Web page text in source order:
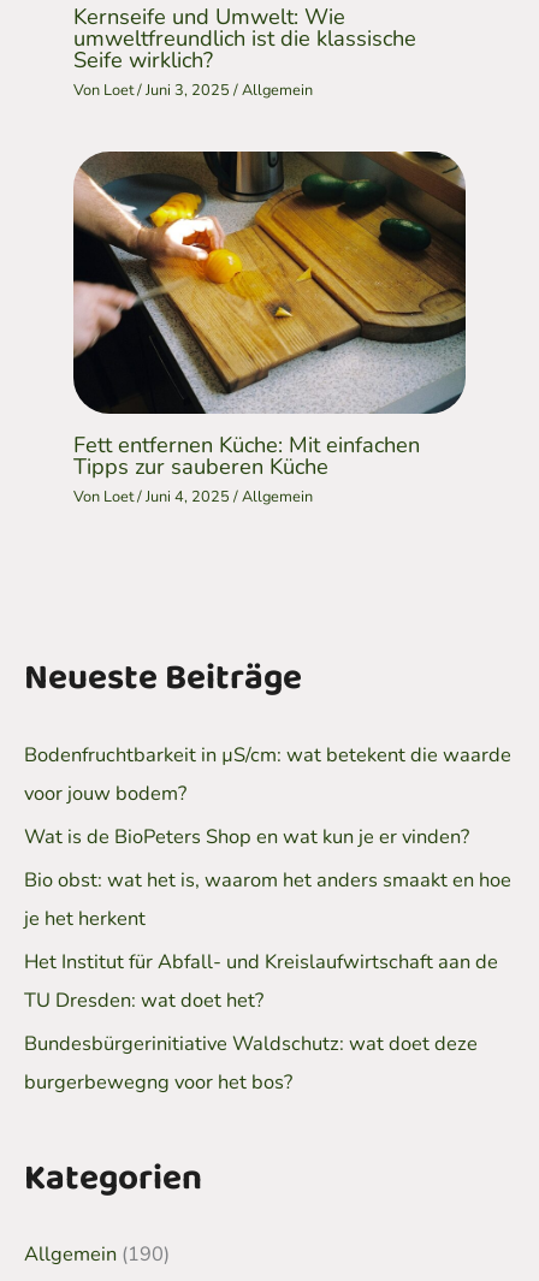
Kernseife und Umwelt: Wie
umweltfreundlich ist die klassische
Seife wirklich?
Von Loet/Juni 3, 2025/Allgemein
Fett entfernen Küche: Mit einfachen
Tipps zur sauberen Küche
Von Loet/Juni 4, 2025/Allgemein
Neueste Beiträge
Bodenfruchtbarkeit in µS/cm: wat betekent die waarde
voor jouw bodem?
Wat is de BioPeters Shop en wat kun je er vinden?
Bio obst: wat het is, waarom het anders smaakt en hoe
je het herkent
Het Institut für Abfall- und Kreislaufwirtschaft aan de
TU Dresden: wat doet het?
Bundesbürgerinitiative Waldschutz: wat doet deze
burgerbewegng voor het bos?
Kategorien
Allgemein (190)